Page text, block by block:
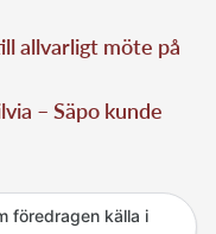
allvarligt möte på
– Säpo kunde
föredragen källa i